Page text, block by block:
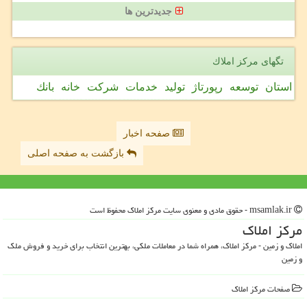
جدیدترین ها
تگهای مركز املاك
استان توسعه رپورتاژ تولید خدمات شركت خانه بانك
صفحه اخبار
بازگشت به صفحه اصلی
مركز املاك
املاک و زمین - مرکز املاک، همراه شما در معاملات ملکی، بهترین انتخاب برای خرید و فروش ملک
و زمین
صفحات مركز املاك